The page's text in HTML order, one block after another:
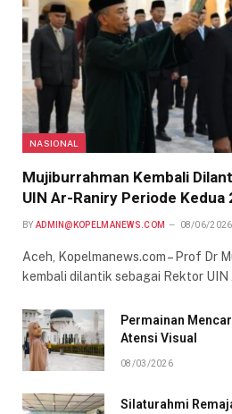
NASIONAL
Mujiburrahman Kembali
UIN Ar-Raniry Periode Kedua
BY ADMIN@KOPELMANEWS.COM 08/06/2026
Aceh, Kopelmanews.com – Prof Dr
kembali dilantik sebagai Rektor
Permainan
Atensi Visual
08/03/2026
Silaturahmi